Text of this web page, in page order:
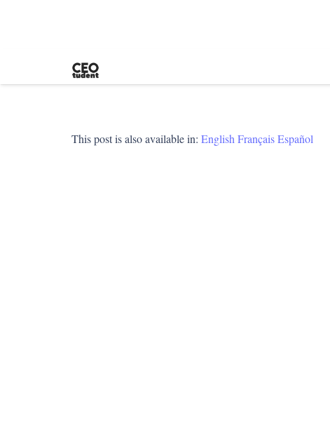
This post is also available in: English FrançaisEspañol